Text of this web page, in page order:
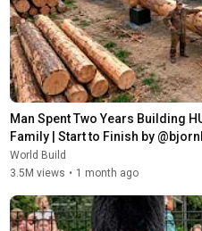
Man Spent Two Years Building
Family | Start to Finish by
World Build
3.5M views • 1 month ago